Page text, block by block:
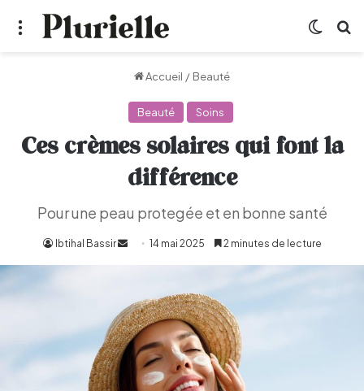
Menu
Accueil / Beauté
Beauté Soins
Ces crèmes solaires qui font la
différence
Pour une peau protegée et en bonne santé
Ibtihal Bassir
Envoyer14 mai 2025 2 minutes de lecture